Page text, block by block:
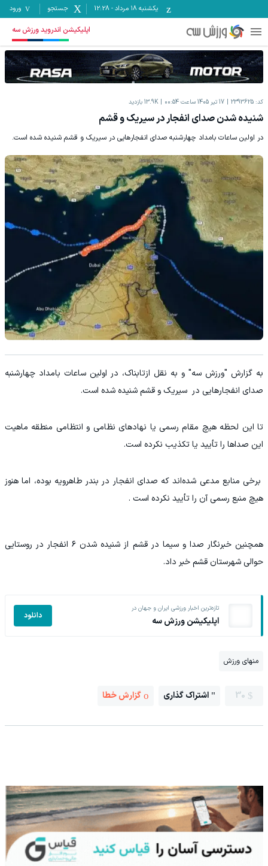
یکشنبه ۱۸ مرداد -
12:28 جستجو ورود
اپلیکیشن اندروید ورزش سه
کد: 2393625 17 تیر 1405 ساعت 00:54 13.9K بازدید
شنیده شدن صدای انفجار در سیریک و قشم
در اولین ساعات بامداد چهارشنبه صدای انفجارهایی در سیریک و قشم شنیده شده است.
به گزارش "ورزش سه" و به نقل ازتابناک، در اولین ساعات بامداد چهارشنبه
صدای انفجارهایی در سیریک و قشم شنیده شده است.
تا این لحظه هیچ مقام رسمی یا نهادهای نظامی و انتظامی منطقه ماهیت
این صداها را تأیید یا تکذیب نکرده است.
برخی منابع مدعی شده‌اند که صدای انفجار در بندر طاهرویه بوده، اما هنوز
هیچ منبع رسمی آن را تأیید نکرده است .
همچنین خبرنگار صدا و سیما در قشم از شنیده شدن ۶ انفجار در روستایی
حوالی شهرستان قشم خبر داد.
تازه‌ترین اخبار ورزشی ایران و جهان در
اپلیکیشن ورزش سه دانلود
منهای ورزش
30 اشتراک گذاری گزارش خطا